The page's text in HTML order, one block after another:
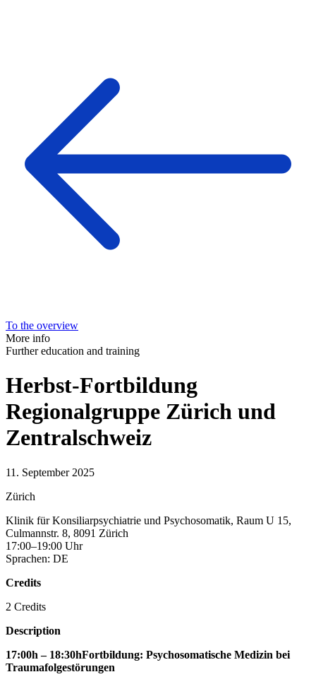
To the overview
More info
Further education and training
Herbst-Fortbildung
Regionalgruppe Zürich und
Zentralschweiz
11. September 2025
Zürich
Klinik für Konsiliarpsychiatrie und Psychosomatik, Raum U 15,
Culmannstr. 8, 8091 Zürich
17:00–19:00 Uhr
Sprachen: DE
Credits
2 Credits
Description
17:00h – 18:30hFortbildung: Psychosomatische Medizin bei
Traumafolgestörungen